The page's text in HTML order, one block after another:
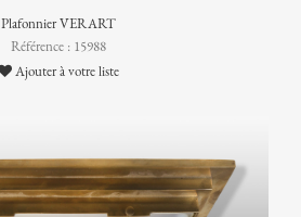
Plafonnier VERART
Référence : 15988
Ajouter à votre liste